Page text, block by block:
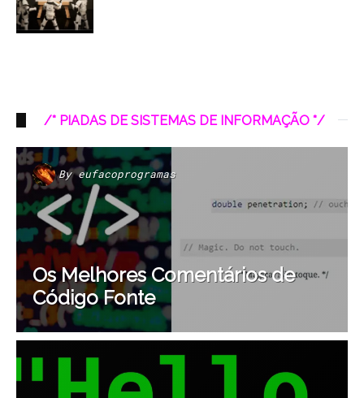
/* PIADAS DE SISTEMAS DE INFORMAÇÃO */
Byeufacoprogramas
Os Melhores Comentários de
Código Fonte